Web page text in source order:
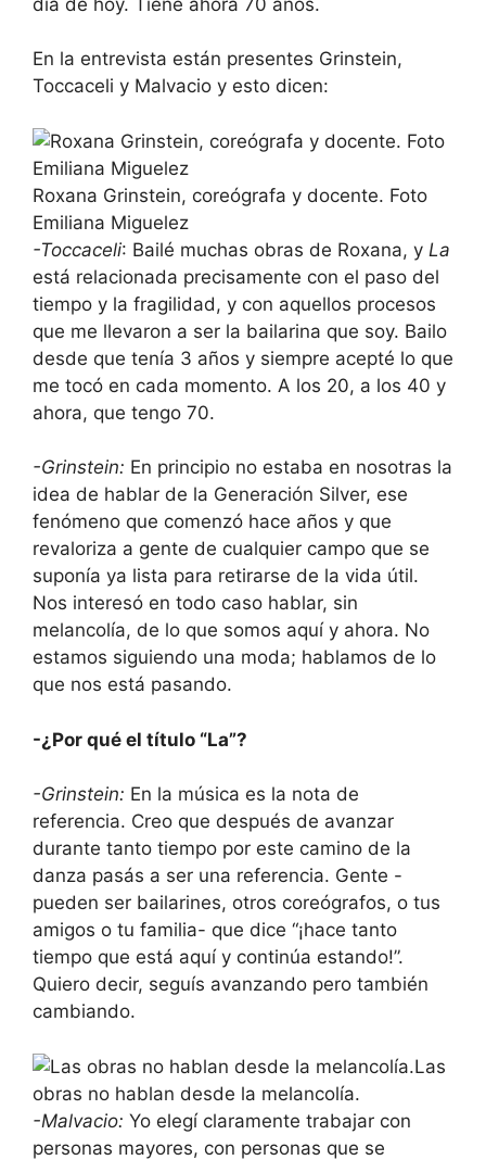
En la entrevista están presentes Grinstein,
Toccaceli y Malvacio y esto dicen:
Roxana Grinstein, coreógrafa y docente. Foto
Emiliana Miguelez
-Toccaceli: Bailé muchas obras de Roxana, y La
está relacionada precisamente con el paso del
tiempo y la fragilidad, y con aquellos procesos
que me llevaron a ser la bailarina que soy. Bailo
desde que tenía 3 años y siempre acepté lo que
me tocó en cada momento. A los 20, a los 40 y
ahora, que tengo 70.
-Grinstein: En principio no estaba en nosotras la
idea de hablar de la Generación Silver, ese
fenómeno que comenzó hace años y que
revaloriza a gente de cualquier campo que se
suponía ya lista para retirarse de la vida útil.
Nos interesó en todo caso hablar, sin
melancolía, de lo que somos aquí y ahora. No
estamos siguiendo una moda; hablamos de lo
que nos está pasando.
-¿Por qué el título “La”?
-Grinstein: En la música es la nota de
referencia. Creo que después de avanzar
durante tanto tiempo por este camino de la
danza pasás a ser una referencia. Gente -
pueden ser bailarines, otros coreógrafos, o tus
amigos o tu familia- que dice “¡hace tanto
tiempo que está aquí y continúa estando!”.
Quiero decir, seguís avanzando pero también
cambiando.
Las
obras no hablan desde la melancolía.
-Malvacio: Yo elegí claramente trabajar con
personas mayores, con personas que se